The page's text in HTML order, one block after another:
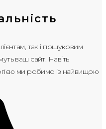
так і пошуковим
ваш сайт. Навіть
ми робимо із найвищою